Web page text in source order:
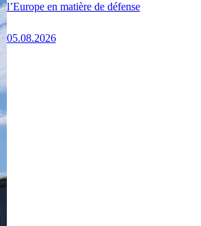
l’Europe en matière de défense
05.08.2026